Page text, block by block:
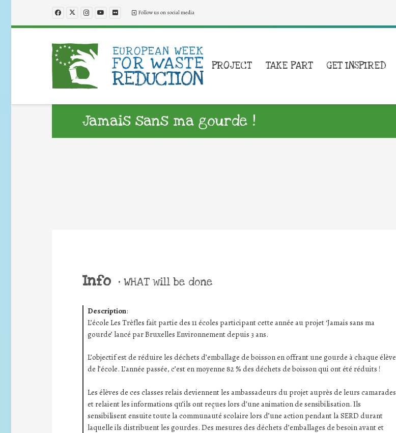
Follow us on social media
PROJECT TAKE PART GET INSPIRED
Jamais sans ma gourde !
Info • WHAT will be done
Description:
L’école Les Trèfles fait partie des 11 écoles participant cette année au projet ‘Jamais sans ma
gourde’ lancé par Bruxelles Environnement depuis 3 ans.
L’objectif est de réduire les déchets d’emballage de boisson en offrant une gourde à chaque élève
de l’école. L’année passée, c’est en moyenne 82 % des déchets de boisson qui ont été réduits !
Les élèves de ces classes relais deviennent les ambassadeurs du projet auprès de leurs camarades
et relaient les informations qu’ils ont reçues lors d’une animation de sensibilisation. Ils
sensibilisent ensuite toute la communauté scolaire lors d’une action pendant la SERD durant
laquelle ils distribuent les gourdes. Des mesures des déchets d’emballages de besoin avant et